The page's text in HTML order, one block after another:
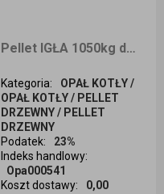
Pellet IGŁA 1050kg dostawa Śląsk
Kategoria:
OPAŁ KOTŁY /
OPAŁ KOTŁY / PELLET
DRZEWNY / PELLET
DRZEWNY
Podatek:
23%
Indeks handlowy:
Opa000541
Koszt dostawy: 0,00
Ilość sztuk